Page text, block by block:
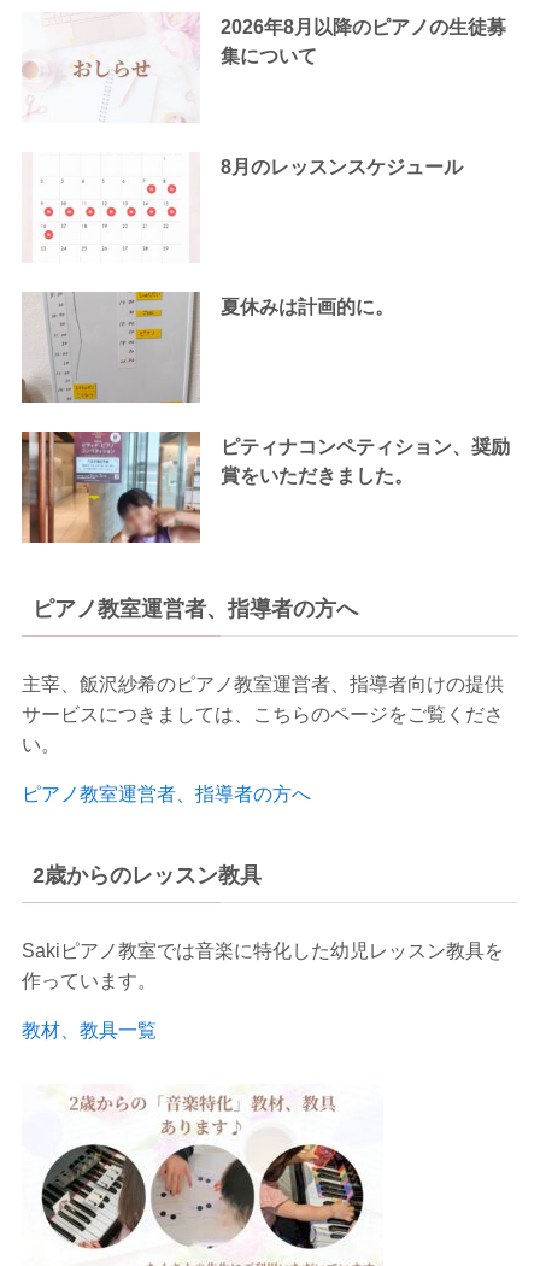
2026年8月以降のピアノの生徒募
集について
8月のレッスンスケジュール
夏休みは計画的に。
ピティナコンペティション、奨励
賞をいただきました。
ピアノ教室運営者、指導者の方へ
主宰、飯沢紗希のピアノ教室運営者、指導者向けの提供
サービスにつきましては、こちらのページをご覧くださ
い。
ピアノ教室運営者、指導者の方へ
2歳からのレッスン教具
Sakiピアノ教室では音楽に特化した幼児レッスン教具を
作っています。
教材、教具一覧